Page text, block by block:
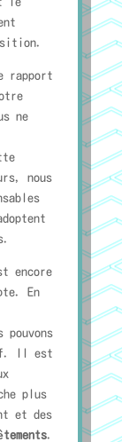
rapport
ne
nous
encore
En
pouvons
Il est
plus
et des
.